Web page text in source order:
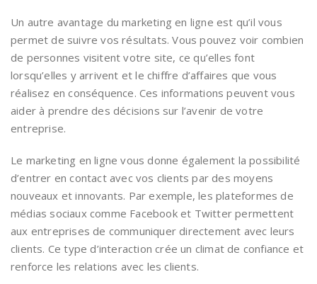
Un autre avantage du marketing en ligne est qu’il vous
permet de suivre vos résultats. Vous pouvez voir combien
de personnes visitent votre site, ce qu’elles font
lorsqu’elles y arrivent et le chiffre d’affaires que vous
réalisez en conséquence. Ces informations peuvent vous
aider à prendre des décisions sur l’avenir de votre
entreprise.
Le marketing en ligne vous donne également la possibilité
d’entrer en contact avec vos clients par des moyens
nouveaux et innovants. Par exemple, les plateformes de
médias sociaux comme Facebook et Twitter permettent
aux entreprises de communiquer directement avec leurs
clients. Ce type d’interaction crée un climat de confiance et
renforce les relations avec les clients.